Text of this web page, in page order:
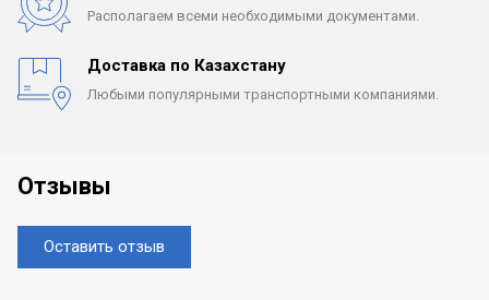
Располагаем всеми необходимыми документами.
Доставка по Казахстану
Любыми популярными транспортными компаниями.
Отзывы
Оставить отзыв